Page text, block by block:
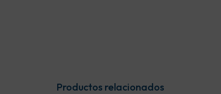
Productos relacionados